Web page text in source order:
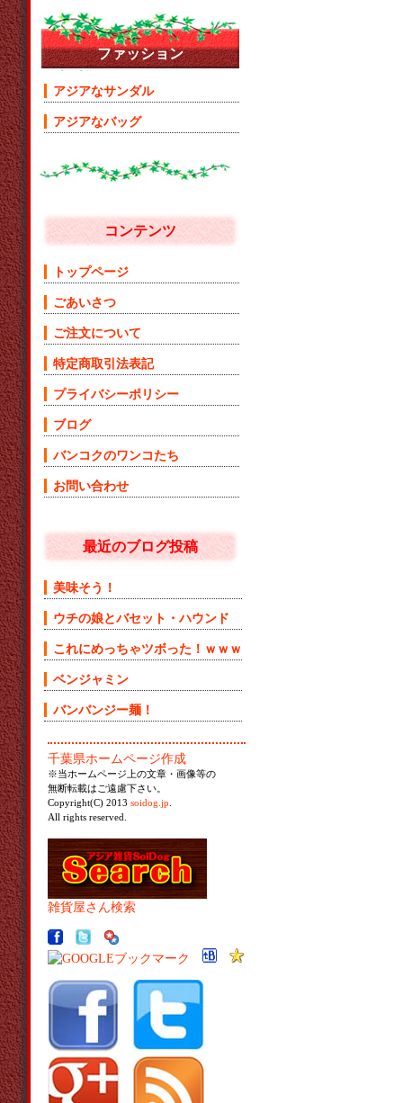
ファッション
アジアなサンダル
アジアなバッグ
コンテンツ
トップページ
ごあいさつ
ご注文について
特定商取引法表記
プライバシーポリシー
ブログ
バンコクのワンコたち
お問い合わせ
最近のブログ投稿
美味そう！
ウチの娘とバセット・ハウンド
これにめっちゃツボった！ｗｗｗ
ベンジャミン
バンバンジー麺！
千葉県ホームページ作成
※当ホームページ上の文章・画像等の
無断転載はご遠慮下さい。
Copyright(C) 2013 soidog.jp
All rights reserved.
雑貨屋さん検索